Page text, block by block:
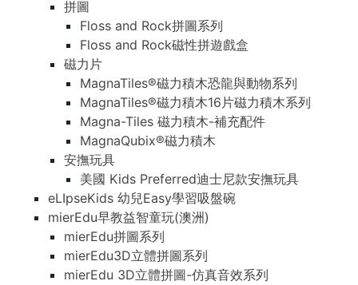
拼圖
Floss and Rock拼圖系列
Floss and Rock磁性拼遊戲盒
磁力片
MagnaTiles®磁力積木恐龍與動物系列
MagnaTiles®磁力積木16片磁力積木系列
Magna-Tiles 磁力積木-補充配件
MagnaQubix®磁力積木
安撫玩具
美國 Kids Preferred迪士尼款安撫玩具
eLIpseKids 幼兒Easy學習吸盤碗
mierEdu早教益智童玩(澳洲)
mierEdu拼圖系列
mierEdu3D立體拼圖系列
mierEdu 3D立體拼圖-仿真音效系列